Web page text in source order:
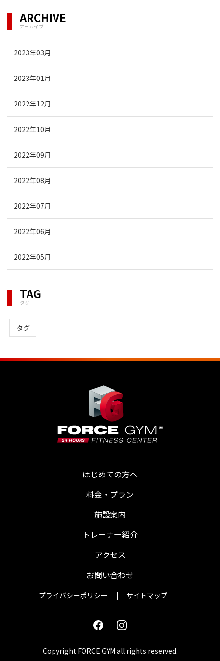
ARCHIVE
アーカイブ
2023年03月
2023年01月
2022年12月
2022年10月
2022年09月
2022年08月
2022年07月
2022年06月
2022年05月
TAG
タグ
タグ
はじめての方へ
料金・プラン
施設案内
トレーナー紹介
アクセス
お問い合わせ
プライバシーポリシー サイトマップ
FacebookInstagram
Copyright FORCE GYM all rights reserved.